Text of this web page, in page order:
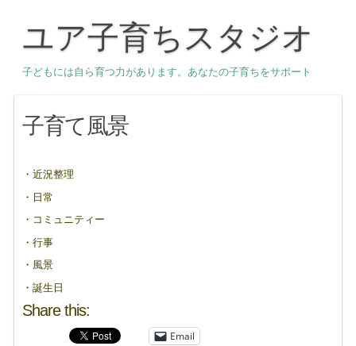
ユア子育ちスタジオ
子どもには自ら育つ力があります。あなたの子育ちをサポート
子育て風景
・近況整理
・日常
・コミュニティー
・行事
・風景
・誕生日
Share this:
Email